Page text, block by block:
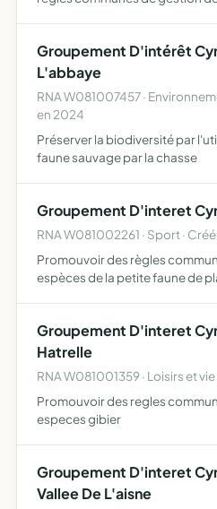
ainsi qu…
Groupement D'intérêt
L'abbaye
RNA W081007457 ·
en 2024
Préserver la biodiversité par
faune sauvage par la chasse
Groupement D'interet
RNA W081002261 · Sport ·
Promouvoir des règles
espèces de la petite faune de
Groupement D'interet
Hatrelle
RNA W081001359 · Loisirs et
Promouvoir des regles
especes gibier
Groupement D'interet
Vallee De L'aisne